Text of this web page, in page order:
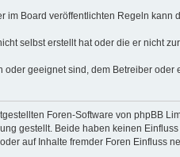
Board veröffentlichten Regeln kann
selbst erstellt hat oder die er nicht
geeignet sind, dem Betreiber oder
Foren-Software von phpBB
gestellt. Beide haben keinen
auf Inhalte fremder Foren Einfluss